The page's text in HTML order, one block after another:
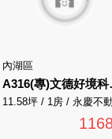
內湖區
11.58坪 / 1房 / 永慶不